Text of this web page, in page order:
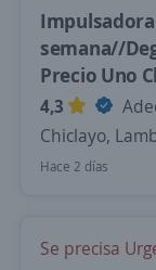
semana//
Precio Uno
4,3
Chiclayo,
Hace 2 días
Se precisa